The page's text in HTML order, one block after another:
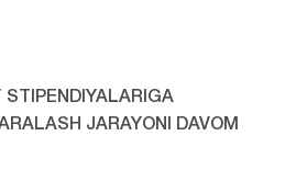
STIPENDIYALARIGA
JARAYONI DAVOM